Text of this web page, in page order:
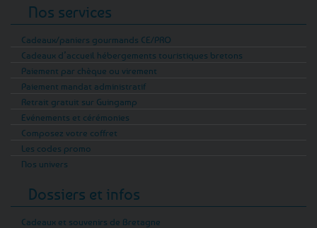
Nos services
Cadeaux/paniers gourmands CE/PRO
Cadeaux d’accueil hébergements touristiques bretons
Paiement par chèque ou virement
Paiement mandat administratif
Retrait gratuit sur Guingamp
Evénements et cérémonies
Composez votre coffret
Les codes promo
Nos univers
Dossiers et infos
Cadeaux et souvenirs de Bretagne